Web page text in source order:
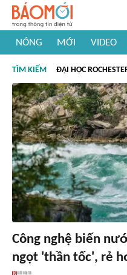
NÓNG MỚI VIDEO
#Khám phá thế giới
TÌM KIẾM ĐẠI HỌC
Công nghệ biến
ngọt 'thần tốc', rẻ